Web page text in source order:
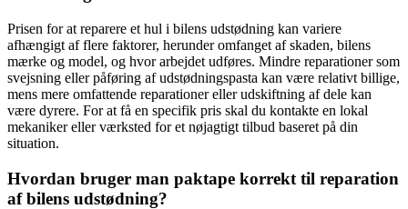
Prisen for at reparere et hul i bilens udstødning kan variere
afhængigt af flere faktorer, herunder omfanget af skaden, bilens
mærke og model, og hvor arbejdet udføres. Mindre reparationer som
svejsning eller påføring af udstødningspasta kan være relativt billige,
mens mere omfattende reparationer eller udskiftning af dele kan
være dyrere. For at få en specifik pris skal du kontakte en lokal
mekaniker eller værksted for et nøjagtigt tilbud baseret på din
situation.
Hvordan bruger man paktape korrekt til reparation
af bilens udstødning?